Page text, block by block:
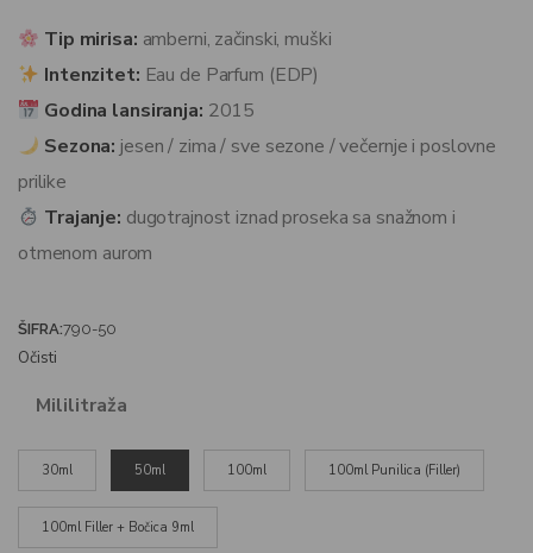
5 na
osnovu
kupca
Tip mirisa: amberni, začinski, muški
Intenzitet: Eau de Parfum (EDP)
Godina lansiranja: 2015
Sezona: jesen / zima / sve sezone / večernje i poslovne
prilike
Trajanje: dugotrajnost iznad proseka sa snažnom i
otmenom aurom
ŠIFRA:790-50
Mililitraža
30ml 50ml 100ml 100ml Punilica (Filler)
100ml Filler + Bočica 9ml
Očisti